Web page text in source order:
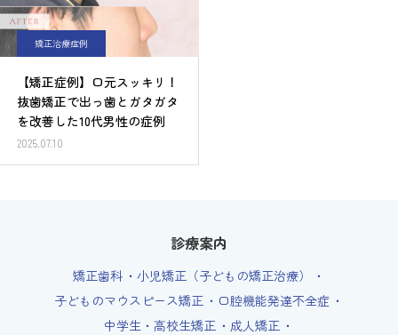
矯正治療症例
【矯正症例】口元スッキリ！
抜歯矯正で出っ歯とガタガタ
を改善した10代男性の症例
2025.07.10
診療案内
矯正歯科
小児矯正（子どもの矯正治療）
子どものマウスピース矯正
口腔機能発達不全症
中学生・高校生矯正
成人矯正